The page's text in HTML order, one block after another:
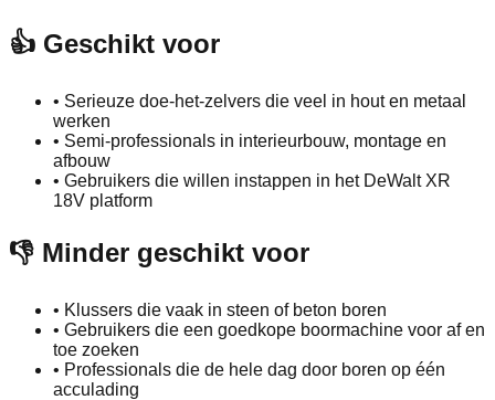
👍 Geschikt voor
• Serieuze doe-het-zelvers die veel in hout en metaal
werken
• Semi-professionals in interieurbouw, montage en
afbouw
• Gebruikers die willen instappen in het DeWalt XR
18V platform
👎 Minder geschikt voor
• Klussers die vaak in steen of beton boren
• Gebruikers die een goedkope boormachine voor af en
toe zoeken
• Professionals die de hele dag door boren op één
acculading